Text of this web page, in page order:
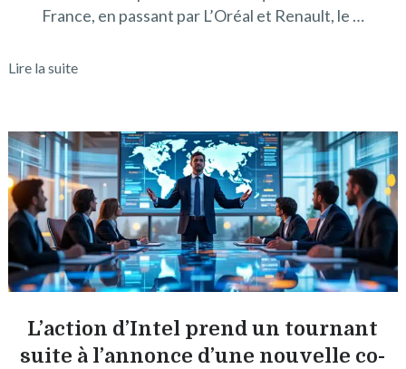
France, en passant par L’Oréal et Renault, le …
Lire la suite
L’action d’Intel prend un tournant
suite à l’annonce d’une nouvelle co-